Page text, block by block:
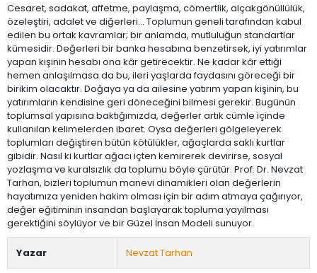
Cesaret, sadakat, affetme, paylaşma, cömertlik, alçakgönüllülük,
özeleştiri, adalet ve diğerleri… Toplumun geneli tarafından kabul
edilen bu ortak kavramlar; bir anlamda, mutluluğun standartlar
kümesidir. Değerleri bir banka hesabına benzetirsek, iyi yatırımlar
yapan kişinin hesabı ona kâr getirecektir. Ne kadar kâr ettiği
hemen anlaşılmasa da bu, ileri yaşlarda faydasını göreceği bir
birikim olacaktır. Doğaya ya da ailesine yatırım yapan kişinin, bu
yatırımların kendisine geri döneceğini bilmesi gerekir. Bugünün
toplumsal yapısına baktığımızda, değerler artık cümle içinde
kullanılan kelimelerden ibaret. Oysa değerleri gölgeleyerek
toplumları değiştiren bütün kötülükler, ağaçlarda saklı kurtlar
gibidir. Nasıl ki kurtlar ağacı içten kemirerek devirirse, sosyal
yozlaşma ve kuralsızlık da toplumu böyle çürütür. Prof. Dr. Nevzat
Tarhan, bizleri toplumun manevi dinamikleri olan değerlerin
hayatımıza yeniden hakim olması için bir adım atmaya çağırıyor,
değer eğitiminin insandan başlayarak topluma yayılması
gerektiğini söylüyor ve bir Güzel İnsan Modeli sunuyor.
Yazar Nevzat Tarhan